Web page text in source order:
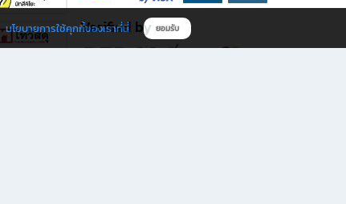
Verified by
นโยบายการใช้คุกกี้ของเราที่นี่ ยอมรับ